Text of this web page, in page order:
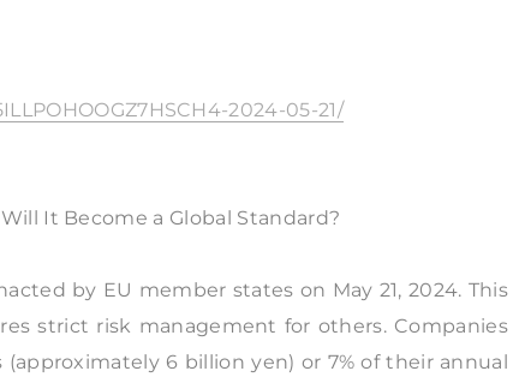
2024-05-21/
It Become a Global Standard?
by EU member states on May 21, 2024. This
strict risk management for others. Companies
6 billion yen) or 7% of their annual